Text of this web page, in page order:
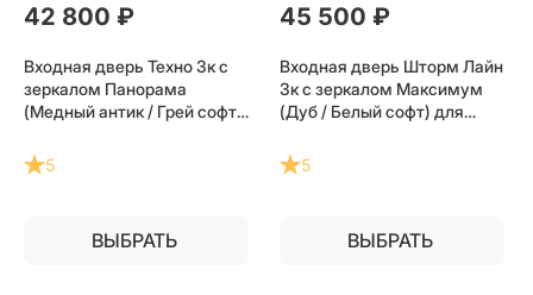
42 800 ₽
Входная дверь Техно 3к с
зеркалом Панорама
(Медный антик / Грей софт)
5
ВЫБРАТЬ
45 500 ₽
Входная дверь Шторм Лайн
3к с зеркалом Максимум
(Дуб / Белый софт) для
5
ВЫБРАТЬ